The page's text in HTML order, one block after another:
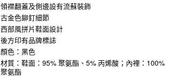
領襟翻蓋及側邊設有流蘇裝飾
古金色鉚釘細節
西部風拼片鞋面設計
後方印有品牌標誌
顏色：黑色
材質：鞋面：95% 聚氨酯、5% 丙烯酸；內裡：100%
聚氨酯